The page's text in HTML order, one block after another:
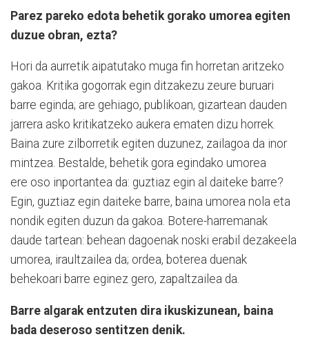
Parez pareko edota behetik gorako umorea egiten
duzue obran, ezta?
Hori da aurretik aipatutako muga fin horretan aritzeko
gakoa. Kritika gogorrak egin ditzakezu zeure buruari
barre eginda; are gehiago, publikoan, gizartean dauden
jarrera asko kritikatzeko aukera ematen dizu horrek.
Baina zure zilborretik egiten duzunez, zailagoa da inor
mintzea. Bestalde, behetik gora egindako umorea
ere oso inportantea da: guztiaz egin al daiteke barre?
Egin, guztiaz egin daiteke barre, baina umorea nola eta
nondik egiten duzun da gakoa. Botere-harremanak
daude tartean: behean dagoenak noski erabil dezakeela
umorea, iraultzailea da; ordea, boterea duenak
behekoari barre eginez gero, zapaltzailea da.
Barre algarak entzuten dira ikuskizunean, baina
bada deseroso sentitzen denik.